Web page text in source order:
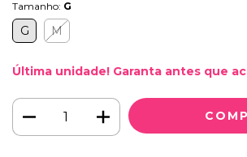
Tamanho: G
G M
Última unidade! Garanta antes que